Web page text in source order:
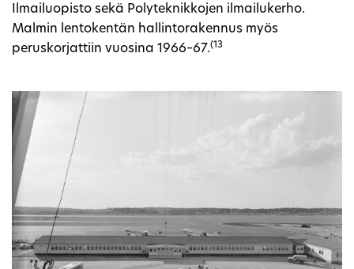
Ilmailuopisto sekä Polyteknikkojen ilmailukerho.
Malmin lentokentän hallintorakennus myös
peruskorjattiin vuosina 1966–67.(13